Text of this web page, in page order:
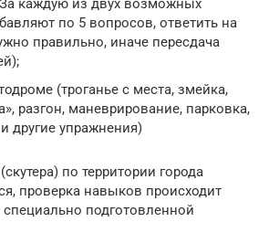
За каждую из двух возможных
по 5 вопросов, ответить на
правильно, иначе пересдача
(троганье с места, змейка,
разгон, маневрирование, парковка,
другие упражнения)
по территории города
проверка навыков происходит
подготовленной